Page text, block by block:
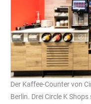
Der Kaffee-Counter von
Berlin. Drei Circle K